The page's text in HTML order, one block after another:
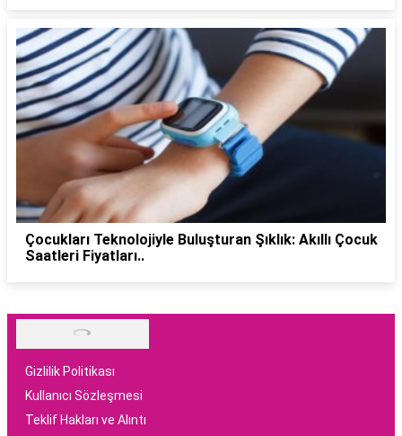
Çocukları Teknolojiyle Buluşturan Şıklık: Akıllı Çocuk
Saatleri Fiyatları..
Gizlilik Politikası
Kullanıcı Sözleşmesi
Teklif Hakları ve Alıntı